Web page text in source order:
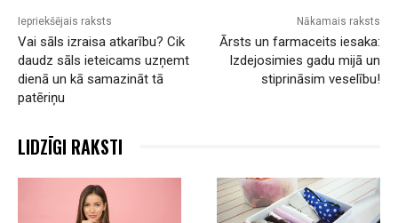
Iepriekšējais raksts
Vai sāls izraisa atkarību? Cik
daudz sāls ieteicams uzņemt
dienā un kā samazināt tā
patēriņu
Nākamais raksts
Ārsts un farmaceits iesaka:
Izdejosimies gadu mijā un
stiprināsim veselību!
LIDZĪGI RAKSTI